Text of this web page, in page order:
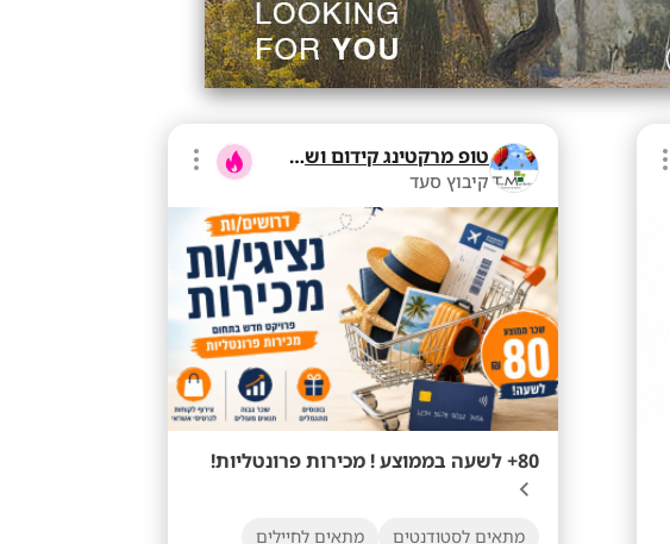
טופ מרקטינג קידום ושיווק בע"מ
קיבוץ סעד
80+ לשעה בממוצע ! מכירות פרונטליות!
מתאים לסטודנטים מתאים לחיילים